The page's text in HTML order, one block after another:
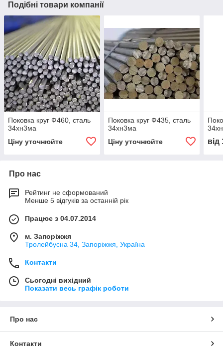
Подібні товари компанії
Поковка круг Ф460, сталь
34хн3ма
Ціну уточнюйте
Поковка круг Ф435, сталь
34хн3ма
Ціну уточнюйте
від
Про нас
Рейтинг не сформований
Менше 5 відгуків за останній рік
Працює з 04.07.2014
м. Запоріжжя
Тролейбусна 34, Запоріжжя, Україна
Контакти
Сьогодні вихідний
Показати весь графік роботи
Про нас
Контакти